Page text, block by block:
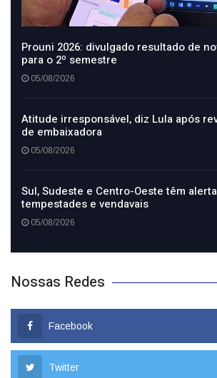
Prouni 2026: divulgado resultado de
para o 2º semestre
05/08/2026
Atitude irresponsável, diz Lula após
de embaixadora
05/08/2026
Sul, Sudeste e Centro-Oeste têm
tempestades e vendavais
05/08/2026
Nossas Redes
Facebook
Twitter